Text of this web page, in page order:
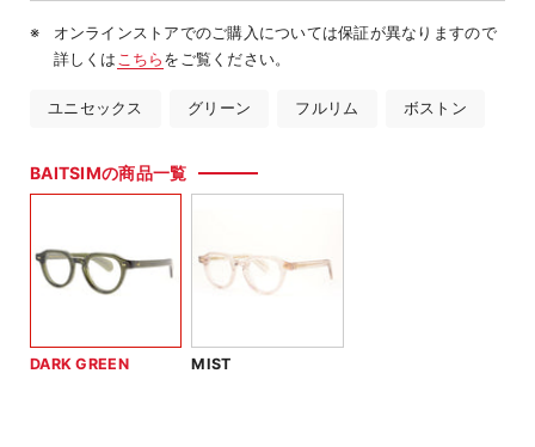
オンラインストアでのご購入については保証が異なりますので
詳しくは こちらをご覧ください。
ユニセックス グリーン フルリム ボストン
BAITSIMの商品一覧
DARK GREEN MIST